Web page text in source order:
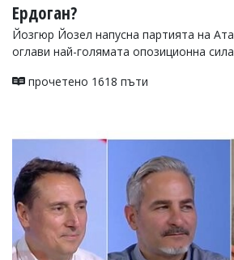
Ердоган?
Йозгюр Йозел напусна партията на
оглави най-голямата опозиционна
прочетено 1618 пъти